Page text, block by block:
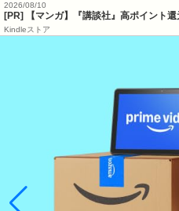
2026/08/10
[PR] 【マンガ】『講談社』高ポイント
Kindleストア